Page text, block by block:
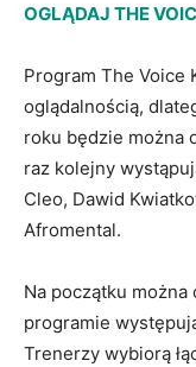
OGLĄDAJ THE
Program The Voice
oglądalnością,
roku będzie można
raz kolejny
Cleo, Dawid
Afromental.
Na początku można
programie
Trenerzy wybiorą